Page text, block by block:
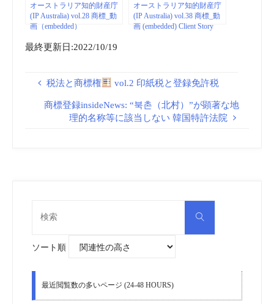
オーストラリア知的財産庁
(IP Australia) vol.28 商標_動
画（embedded）
オーストラリア知的財産庁
(IP Australia) vol.38 商標_動
画 (embedded) Client Story
最終更新日:2022/10/19
税法と商標権 vol.2 印紙税と登録免許税
商標登録insideNews: “북촌（北村）”が顕著な地
理的名称等に該当しない 韓国特許法院
検
ソート順
最近閲覧数の多いページ (24-48 HOURS)